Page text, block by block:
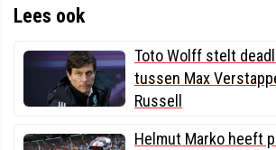
Lees ook
Toto Wolff stelt
tussen Max
Russell
Helmut Marko heeft